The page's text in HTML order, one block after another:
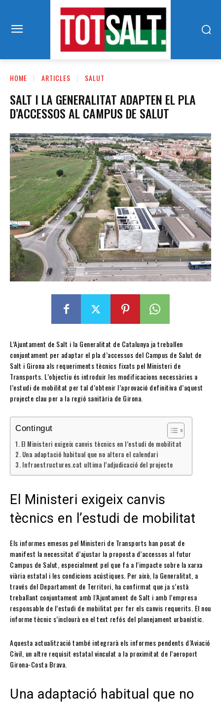
HOME ARTICLES SALUT
SALT I LA GENERALITAT ADAPTEN EL PLA
D’ACCESSOS AL CAMPUS DE SALUT
L’Ajuntament de Salt i la Generalitat de Catalunya ja treballen
conjuntament per adaptar el pla d’accessos del Campus de Salut de
Salt i Girona als requeriments tècnics fixats pel Ministeri de
Transports. L’objectiu és introduir les modificacions necessàries a
l’estudi de mobilitat per tal d’obtenir l’aprovació definitiva d’aquest
projecte clau per a la regió sanitària de Girona.
Contingut
El Ministeri exigeix canvis tècnics en l’estudi de mobilitat
Una adaptació habitual que no altera el calendari
Infraestructures.cat ultima l’adjudicació del projecte
El Ministeri exigeix canvis
tècnics en l’estudi de mobilitat
Els informes emesos pel Ministeri de Transports han posat de
manifest la necessitat d’ajustar la proposta d’accessos al futur
Campus de Salut, especialment pel que fa a l’impacte sobre la xarxa
viària estatal i les condicions acústiques. Per això, la Generalitat, a
través del Departament de Territori, ha confirmat que ja s’està
treballant conjuntament amb l’Ajuntament de Salt i amb l’empresa
responsable de l’estudi de mobilitat per fer els canvis requerits. El nou
informe tècnic s’inclourà en el text refós del planejament urbanístic.
Aquesta actualització també integrarà els informes pendents d’Aviació
Civil, un altre requisit estatal vinculat a la proximitat de l’aeroport
Girona-Costa Brava.
Una adaptació habitual que no